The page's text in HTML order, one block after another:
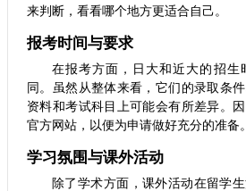
来判断，看看哪个地方更适合自己。
报考时间与要求
在报考方面，日大和近大的招生
同。虽然从整体来看，它们的录取条
资料和考试科目上可能会有所差异。
官方网站，以便为申请做好充分的准备。
学习氛围与课外活动
除了学术方面，课外活动在留学